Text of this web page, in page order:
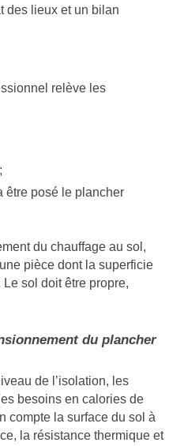
des lieux et un bilan
relève les
être posé le plancher
du chauffage au sol,
pièce dont la superficie
Le sol doit être propre,
du plancher
de l’isolation, les
besoins en calories de
compte la surface du sol à
la résistance thermique et